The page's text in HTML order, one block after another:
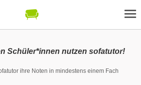
Schüler*innen nutzen sofatutor!
ihre Noten in mindestens einem Fach